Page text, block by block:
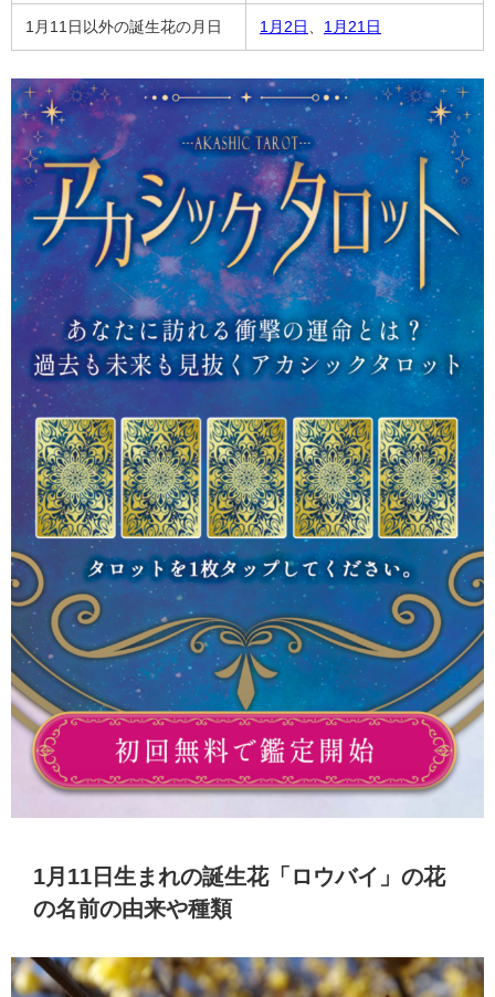
1月11日以外の誕生花の月日 1月2日 1月21日
1月11日生まれの誕生花「ロウバイ」の花
の名前の由来や種類